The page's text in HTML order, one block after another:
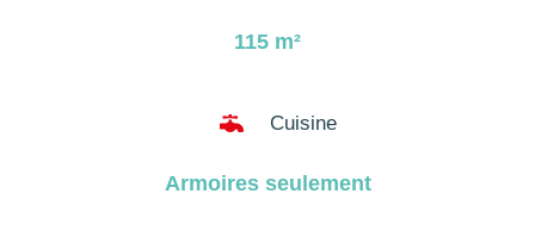
115 m²
 Cuisine
Armoires seulement